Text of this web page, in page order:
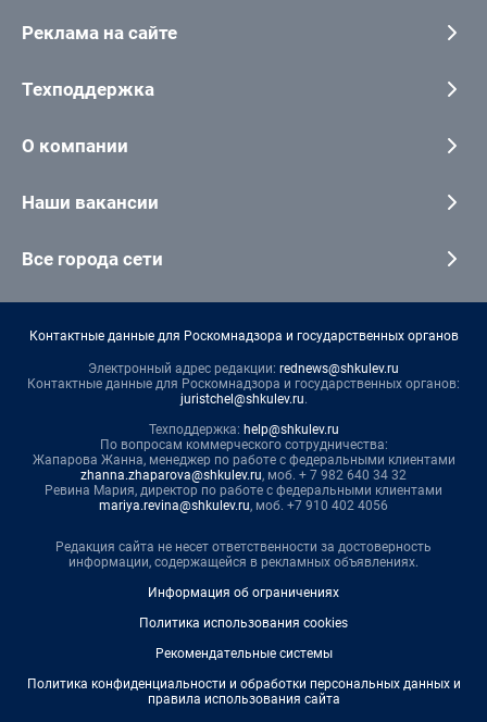
Реклама на сайте
Техподдержка
О компании
Наши вакансии
Все города сети
Контактные данные для Роскомнадзора и государственных органов
Электронный адрес редакции: rednews@shkulev.ru
Контактные данные для Роскомнадзора и государственных органов:
juristchel@shkulev.ru.
Техподдержка: help@shkulev.ru
По вопросам коммерческого сотрудничества:
Жапарова Жанна, менеджер по работе с федеральными клиентами
zhanna.zhaparova@shkulev.ru, моб. + 7 982 640 34 32
Ревина Мария, директор по работе с федеральными клиентами
mariya.revina@shkulev.ru, моб. +7 910 402 4056
Редакция сайта не несет ответственности за достоверность
информации, содержащейся в рекламных объявлениях.
Информация об ограничениях
Политика использования cookies
Рекомендательные системы
Политика конфиденциальности и обработки персональных данных и
правила использования сайта